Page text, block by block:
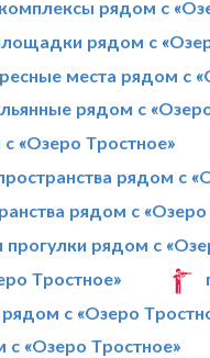
рядом с
рядом с
места рядом с
рядом с
«Озеро Тростное»
рядом с
рядом с
прогулки рядом с
Тростное»
с «Озеро
с «Озеро Тростное»